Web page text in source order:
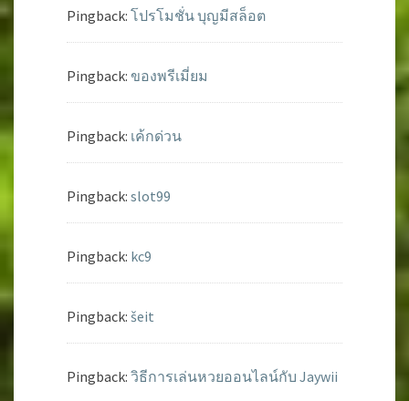
Pingback: โปรโมชั่น บุญมีสล็อต
Pingback: ของพรีเมี่ยม
Pingback: เค้กด่วน
Pingback: slot99
Pingback: kc9
Pingback: šeit
Pingback: วิธีการเล่นหวยออนไลน์กับ Jaywii